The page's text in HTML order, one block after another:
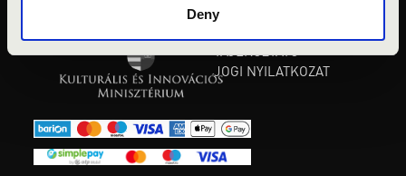
DenyKÖZÉRDEKŰ ADATOK
JOGI NYILATKOZAT